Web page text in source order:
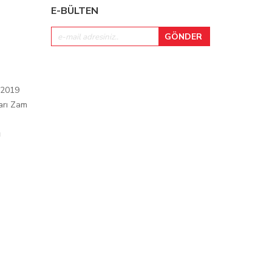
Zam
E-BÜLTEN